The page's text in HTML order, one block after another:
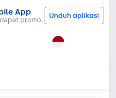
App
promo! Unduh aplikasi
Teman Curhat